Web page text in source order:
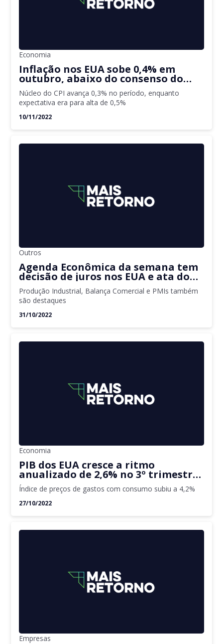
Economia
Inflação nos EUA sobe 0,4% em
outubro, abaixo do consenso do
mercado
Núcleo do CPI avança 0,3% no período, enquanto
expectativa era para alta de 0,5%
10/11/2022
Outros
Agenda Econômica da semana tem
decisão de juros nos EUA e ata do
Copom no Brasil
Produção Industrial, Balança Comercial e PMIs também
são destaques
31/10/2022
Economia
PIB dos EUA cresce a ritmo
anualizado de 2,6% no 3º trimestre
e supera recessão
Índice de preços de gastos com consumo subiu a 4,2%
27/10/2022
Empresas